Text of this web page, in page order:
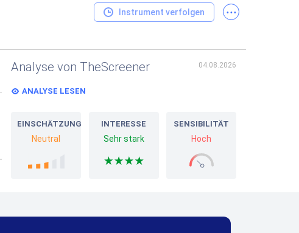
Instrument verfolgen ...
Analyse von TheScreener 04.08.2026
ANALYSE LESEN
EINSCHÄTZUNG
Neutral
INTERESSE
Sehr stark
SENSIBILITÄT
Hoch